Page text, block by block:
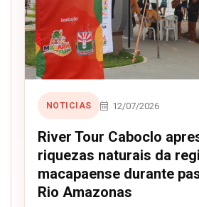
NOTICIAS 12/07/2026
River Tour Caboclo
riquezas naturais da
macapaense durante
Rio Amazonas